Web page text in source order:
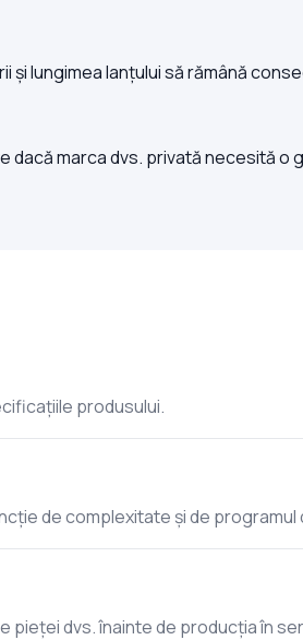
lungimea lanțului să rămână
marca dvs. privată necesită o
produsului.
de complexitate și de
pieței dvs. înainte de producția în